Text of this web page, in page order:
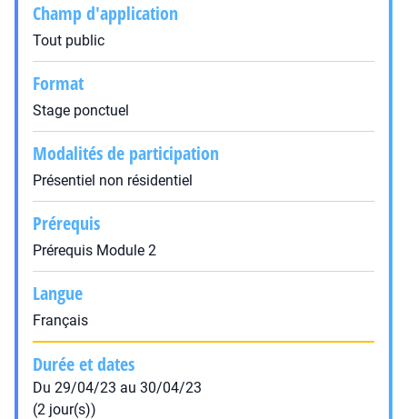
Champ d'application
Tout public
Format
Stage ponctuel
Modalités de participation
Présentiel non résidentiel
Prérequis
Prérequis Module 2
Langue
Français
Durée et dates
Du 29/04/23 au 30/04/23
(2 jour(s))